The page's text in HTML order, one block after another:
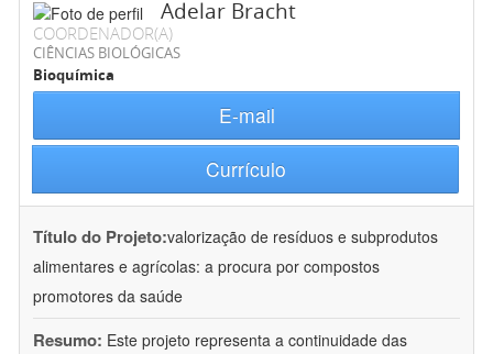
Adelar Bracht
COORDENADOR(A)
CIÊNCIAS BIOLÓGICAS
Bioquímica
E-mail
Currículo
Título do Projeto:valorização de resíduos e subprodutos
alimentares e agrícolas: a procura por compostos
promotores da saúde
Resumo: Este projeto representa a continuidade das